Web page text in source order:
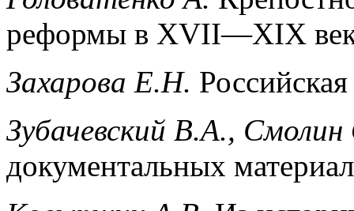
реформы в XVII—XIX
Захарова Е.Н.
Зубачевский В.А.,
документальных